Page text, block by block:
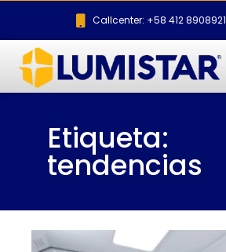
Callcenter: +58 412 8908921
Etiqueta:
tendencias